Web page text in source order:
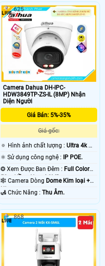
Camera Dahua DH-IPC-
HDW3849TP-ZS-IL (8MP) Nhận
Diện Người
Giá Bán: 5%-35%
Giá gốc:
🔅 Hình ảnh chất lượng :Ultra 4k 👍🏾
⚛️ Sử dụng công nghệ :
IP POE.
❂ Xem Được Ban Đêm : Full Color
50m Hồng Ngoại SMD.
🕸️ Camera Dòng Dome Kim loại +
Nhựa.
️🛃 Chức Năng :Thu Âm.
625
868